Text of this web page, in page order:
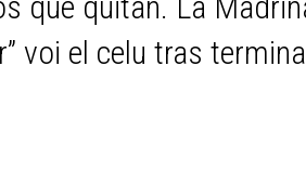
voi el celu tras